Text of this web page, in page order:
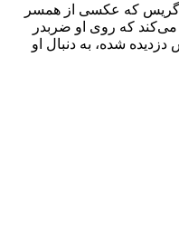
گریس که عکسی از همسر
که روی او ضربدر
شده، به دنبال او